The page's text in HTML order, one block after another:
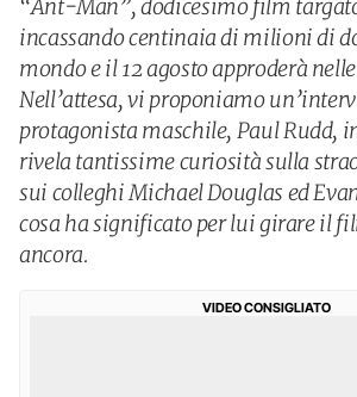
“Ant-Man”, dodicesimo film
incassando centinaia di milioni di
mondo e il 12 agosto approderà
Nell’attesa, vi proponiamo
protagonista maschile, Paul Rudd,
rivela tantissime curiosità sulla
sui colleghi Michael Douglas ed
cosa ha significato per lui girare il
ancora.
VIDEO CONSIGLIATO